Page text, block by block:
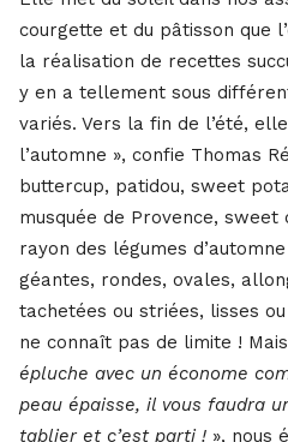
courgette et du pâtisson que
la réalisation de recettes
y en a tellement sous
variés. Vers la fin de l’été,
l’automne », confie Thomas
buttercup, patidou, sweet
musquée de Provence,
rayon des légumes
géantes, rondes, ovales,
tachetées ou striées, lisses
ne connaît pas de limite !
épluche avec un économe
peau épaisse, il vous faudra
tablier et c’est parti ! », nous